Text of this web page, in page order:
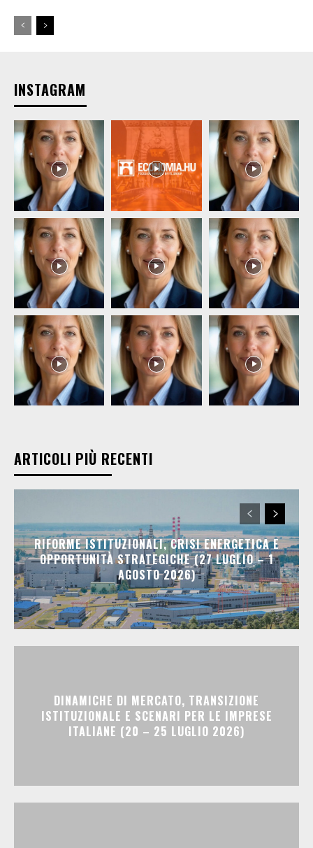
INSTAGRAM
ARTICOLI PIÙ RECENTI
RIFORME ISTITUZIONALI, CRISI ENERGETICA E
OPPORTUNITÀ STRATEGICHE (27 LUGLIO – 1
AGOSTO 2026)
DINAMICHE DI MERCATO, TRANSIZIONE
ISTITUZIONALE E SCENARI PER LE IMPRESE
ITALIANE (20 – 25 LUGLIO 2026)